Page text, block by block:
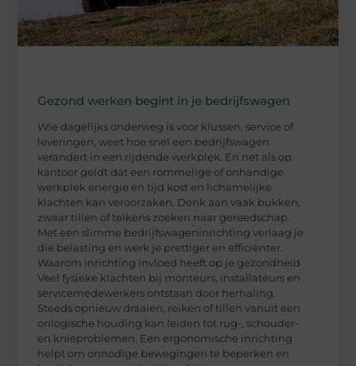
Gezond werken begint in je bedrijfswagen
Wie dagelijks onderweg is voor klussen, service of
leveringen, weet hoe snel een bedrijfswagen
verandert in een rijdende werkplek. En net als op
kantoor geldt dat een rommelige of onhandige
werkplek energie en tijd kost en lichamelijke
klachten kan veroorzaken. Denk aan vaak bukken,
zwaar tillen of telkens zoeken naar gereedschap.
Met een slimme bedrijfswageninrichting verlaag je
die belasting en werk je prettiger en efficiënter.
Waarom inrichting invloed heeft op je gezondheid
Veel fysieke klachten bij monteurs, installateurs en
servicemedewerkers ontstaan door herhaling.
Steeds opnieuw draaien, reiken of tillen vanuit een
onlogische houding kan leiden tot rug-, schouder-
en knieproblemen. Een ergonomische inrichting
helpt om onnodige bewegingen te beperken en